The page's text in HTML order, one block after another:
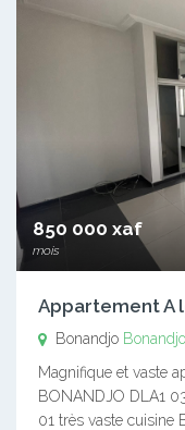
850 000 xaf
mois
Appartement A
Bonandjo Bonandjo
Magnifique et vaste
BONANDJO DLA1
01 très vaste cuisine